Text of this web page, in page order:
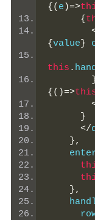
{( e )=>
{
{value }
this .
{()=>
}
</
},
},